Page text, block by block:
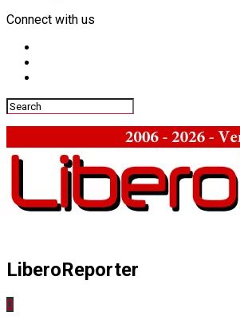
Connect with us
LiberoReporter
0